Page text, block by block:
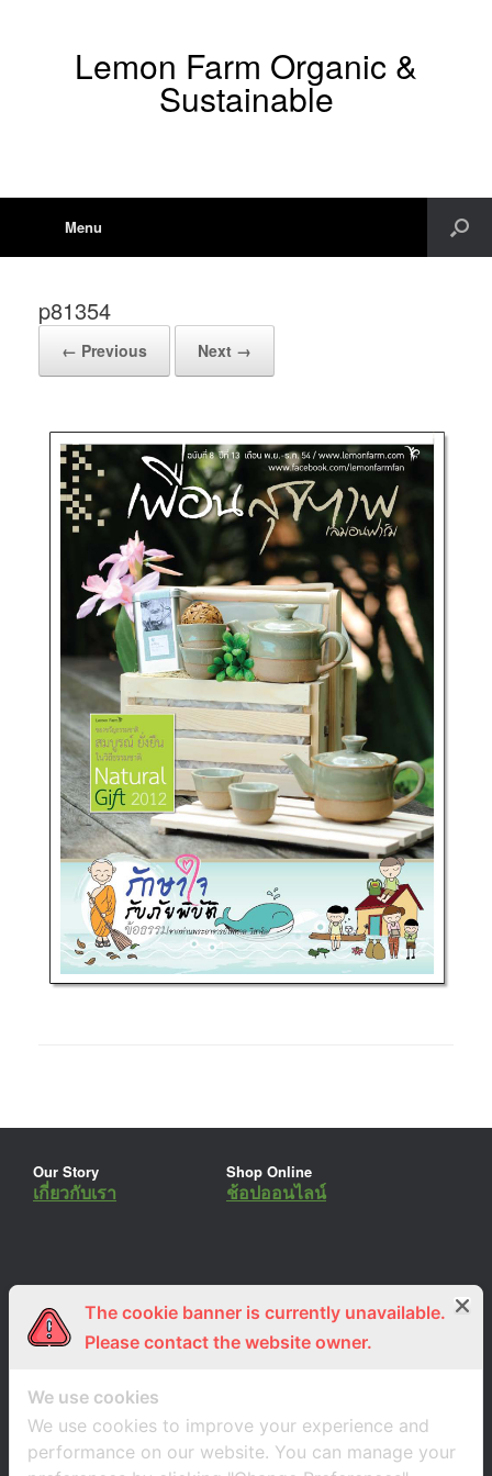
Lemon Farm Organic &
Sustainable
Menu
p81354
← Previous Next →
Our Story
เกี่ยวกับเรา
Shop Online
ช้อปออนไลน์
ร่วมงานกับเรา
สมัครงาน
Lemon Farm Cafe
ร้านอาหารอินทรีย์
The cookie banner is currently unavailable.
Please contact the website owner.
We use cookies
We use cookies to improve your experience and
performance on our website. You can manage your